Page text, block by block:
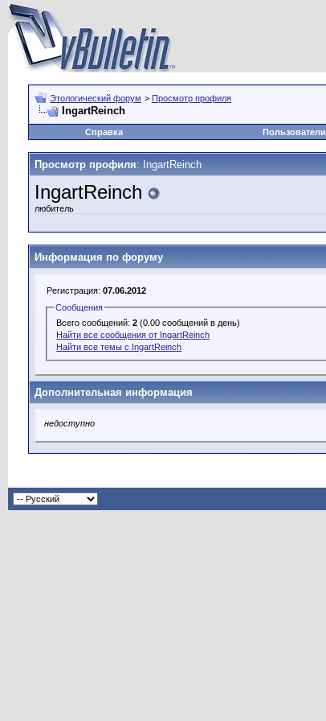
Этологический форум > Просмотр профиля
IngartReinch
Справка
Пользователи
Просмотр профиля: IngartReinch
IngartReinch
любитель
Информация по форуму
Регистрация: 07.06.2012
Сообщения
Всего сообщений:2 (0.00 сообщений в день)
Найти все сообщения от IngartReinch
Найти все темы с IngartReinch
Дополнительная информация
недоступно